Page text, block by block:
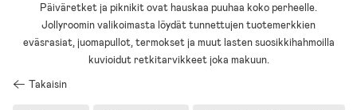
Päiväretket ja piknikit ovat hauskaa puuhaa koko perheelle.
Jollyroomin valikoimasta löydät tunnettujen tuotemerkkien
eväsrasiat, juomapullot, termokset ja muut lasten suosikkihahmoilla
kuvioidut retkitarvikkeet joka makuun.
Takaisin